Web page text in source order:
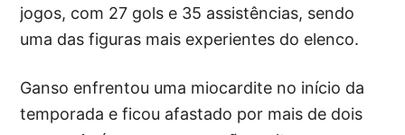
jogos, com 27 gols e 35 assistências, sendo
uma das figuras mais experientes do elenco.
Ganso enfrentou uma miocardite no início da
temporada e ficou afastado por mais de dois